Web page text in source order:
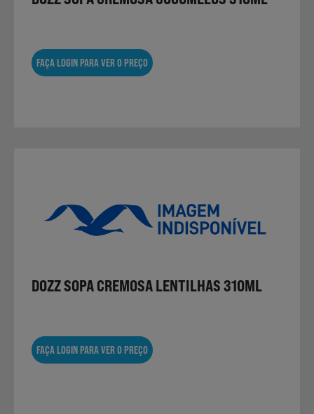
FAÇA LOGIN PARA VER O PREÇO
DOZZ SOPA CREMOSA LENTILHAS 310ML
FAÇA LOGIN PARA VER O PREÇO